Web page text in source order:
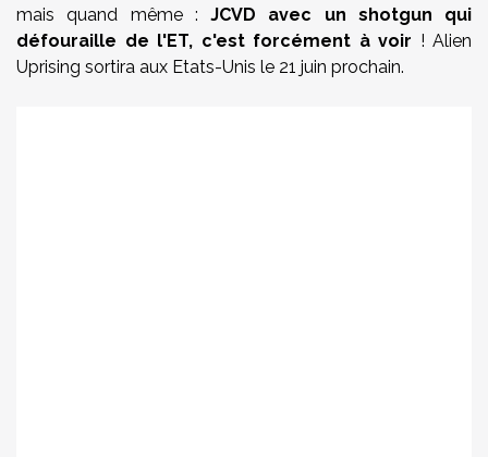
mais quand même : JCVD avec un shotgun qui
défouraille de l'ET, c'est forcément à voir ! Alien
Uprising sortira aux Etats-Unis le 21 juin prochain.